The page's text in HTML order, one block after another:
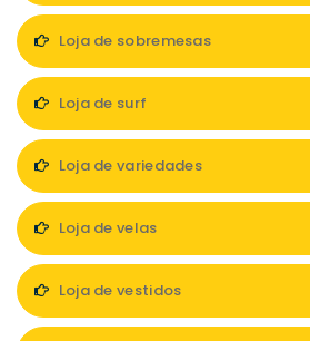
Loja de sobremesas
Loja de surf
Loja de variedades
Loja de velas
Loja de vestidos